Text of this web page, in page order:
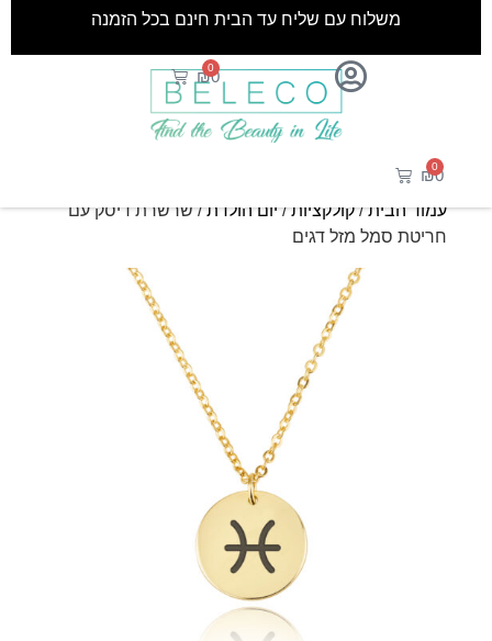
₪0
0
משלוח עם שליח עד הבית חינם בכל הזמנה
₪0
0
עמוד הבית/קולקציות/יום הולדת/ שרשרת דיסק עם
חריטת סמל מזל דגים